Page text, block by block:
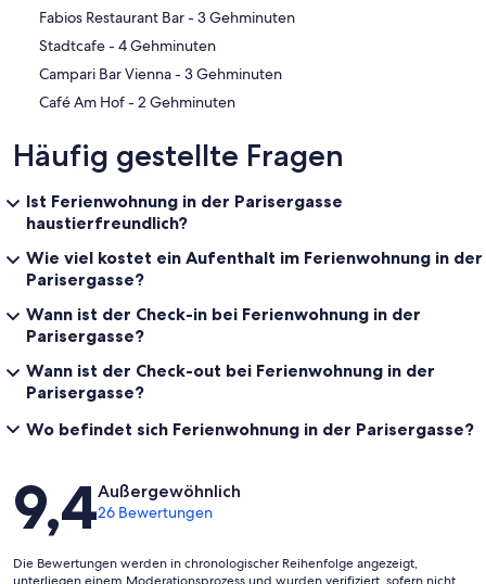
‪Fabios Restaurant Bar - ‬3 Gehminuten
‪Stadtcafe - ‬4 Gehminuten
‪Campari Bar Vienna - ‬3 Gehminuten
‪Café Am Hof - ‬2 Gehminuten
Häufig gestellte Fragen
Ist Ferienwohnung in der Parisergasse
haustierfreundlich?
Wie viel kostet ein Aufenthalt im Ferienwohnung in der
Parisergasse?
Wann ist der Check-in bei Ferienwohnung in der
Parisergasse?
Wann ist der Check-out bei Ferienwohnung in der
Parisergasse?
Wo befindet sich Ferienwohnung in der Parisergasse?
Bewertungen
9,4Außergewöhnlich
26 Bewertungen
Die Bewertungen werden in chronologischer Reihenfolge angezeigt,